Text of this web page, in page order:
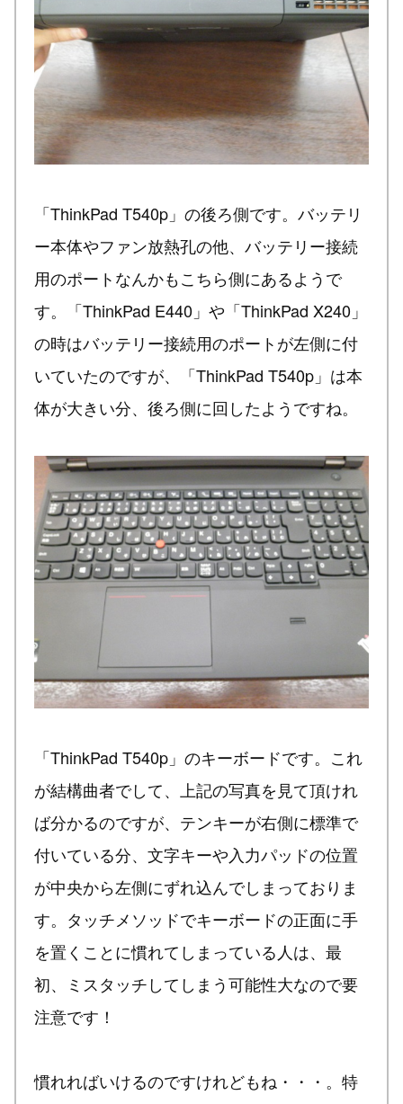
「ThinkPad T540p」の後ろ側です。バッテリ
ー本体やファン放熱孔の他、バッテリー接続
用のポートなんかもこちら側にあるようで
す。「ThinkPad E440」や「ThinkPad X240」
の時はバッテリー接続用のポートが左側に付
いていたのですが、「ThinkPad T540p」は本
体が大きい分、後ろ側に回したようですね。
「ThinkPad T540p」のキーボードです。これ
が結構曲者でして、上記の写真を見て頂けれ
ば分かるのですが、テンキーが右側に標準で
付いている分、文字キーや入力パッドの位置
が中央から左側にずれ込んでしまっておりま
す。タッチメソッドでキーボードの正面に手
を置くことに慣れてしまっている人は、最
初、ミスタッチしてしまう可能性大なので要
注意です！
慣れればいけるのですけれどもね・・・。特